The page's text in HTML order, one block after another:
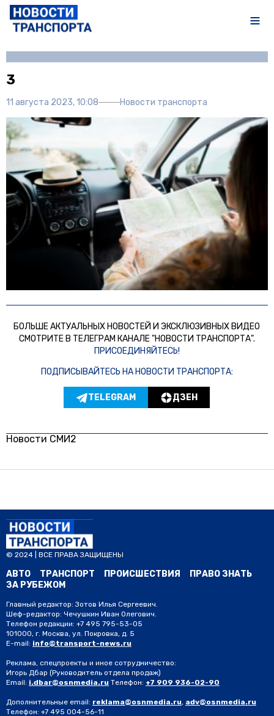
3
11 августа 2023, 10:08 Новости транспорта
БОЛЬШЕ АКТУАЛЬНЫХ НОВОСТЕЙ И ЭКСКЛЮЗИВНЫХ ВИДЕО
СМОТРИТЕ В ТЕЛЕГРАМ КАНАЛЕ "НОВОСТИ ТРАНСПОРТА".
ПРИСОЕДИНЯЙТЕСЬ!
ПОДПИСЫВАЙТЕСЬ НА НОВОСТИ ТРАНСПОРТА:
TELEGRAM ДЗЕН
Новости СМИ2
© 2024 | ВСЕ ПРАВА ЗАЩИЩЕНЫ
АВТО ТРАНСПОРТ ПРОИСШЕСТВИЯ
ПРАВО ЗНАТЬ
ЗА РУБЕЖОМ
Главный редактор: Зотов Илья Сергеевич.
Шеф-редактор: Чечушкин Иван Олегович.
Телефон редакции: +7 495 795-53-05
101000, г. Москва, ул. Покровка, д. 5
E-mail: info@transport-news.ru
Реклама, спецпроекты и иное сотрудничество:
Игорь Дбар (Руководитель отдела продаж)
Email: i.dbar@osnmedia.ru Телефон: +7 909 936-02-90
Дополнительные email: reklama@osnmedia.ru, adv@osnmedia.ru
Телефон: +7 495 004-56-11